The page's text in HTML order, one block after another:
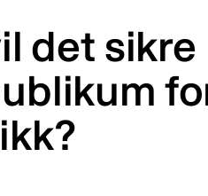
det sikre